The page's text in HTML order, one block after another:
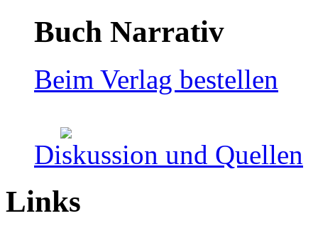
Buch Narrativ
Beim Verlag bestellen
Diskussion und Quellen
Links